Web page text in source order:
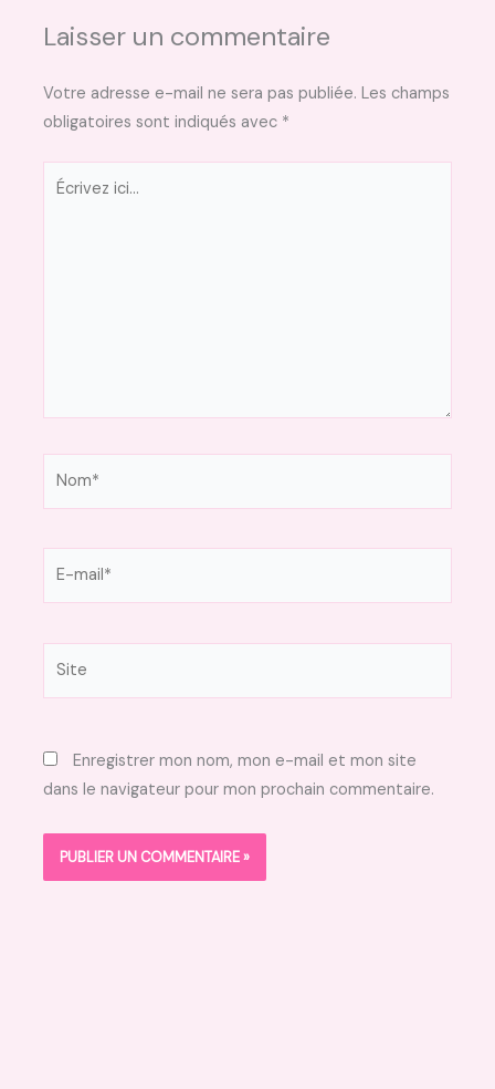
Laisser un commentaire
Votre adresse e-mail ne sera pas publiée. Les champs
obligatoires sont indiqués avec *
Écrivez
Enregistrer mon nom, mon e-mail et mon site
dans le navigateur pour mon prochain commentaire.